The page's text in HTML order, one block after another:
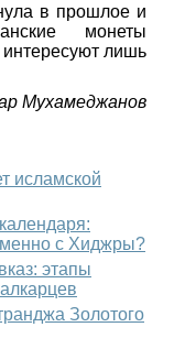
в прошлое и
монеты
лишь
Мухамеджанов
исламской
с Хиджры?
этапы
Золотого